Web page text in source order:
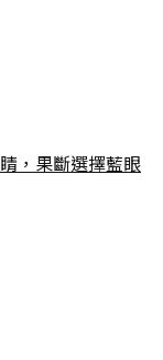
，果斷選擇藍眼